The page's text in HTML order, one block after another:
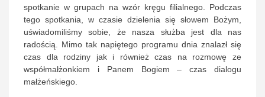
spotkanie w grupach na wzór kręgu filialnego. Podczas
tego spotkania, w czasie dzielenia się słowem Bożym,
uświadomiliśmy sobie, że nasza służba jest dla nas
radością. Mimo tak napiętego programu dnia znalazł się
czas dla rodziny jak i również czas na rozmowę ze
współmałżonkiem i Panem Bogiem – czas dialogu
małżeńskiego.